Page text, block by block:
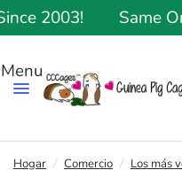
2003! Same Or
Hogar / Comercio / Los más